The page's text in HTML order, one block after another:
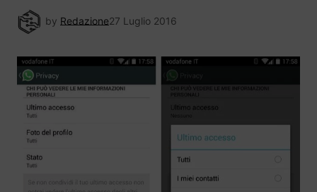
by Redazione27 Luglio 2016